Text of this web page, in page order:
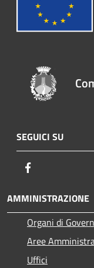
SEGUICI SU
AMMINISTRAZIONE
Organi di
Aree
Uffici